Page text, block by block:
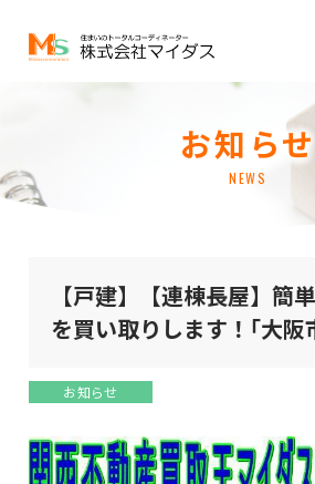
お知らせ
NEWS
【戸建】【連棟長屋】簡
を買い取りします！｢大阪
お知らせ